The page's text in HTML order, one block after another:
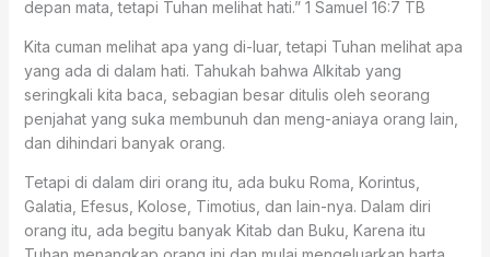
depan mata, tetapi Tuhan melihat hati.” 1 Samuel 16:7 TB
Kita cuman melihat apa yang di-luar, tetapi Tuhan melihat apa
yang ada di dalam hati. Tahukah bahwa Alkitab yang
seringkali kita baca, sebagian besar ditulis oleh seorang
penjahat yang suka membunuh dan meng-aniaya orang lain,
dan dihindari banyak orang.
Tetapi di dalam diri orang itu, ada buku Roma, Korintus,
Galatia, Efesus, Kolose, Timotius, dan lain-nya. Dalam diri
orang itu, ada begitu banyak Kitab dan Buku, Karena itu